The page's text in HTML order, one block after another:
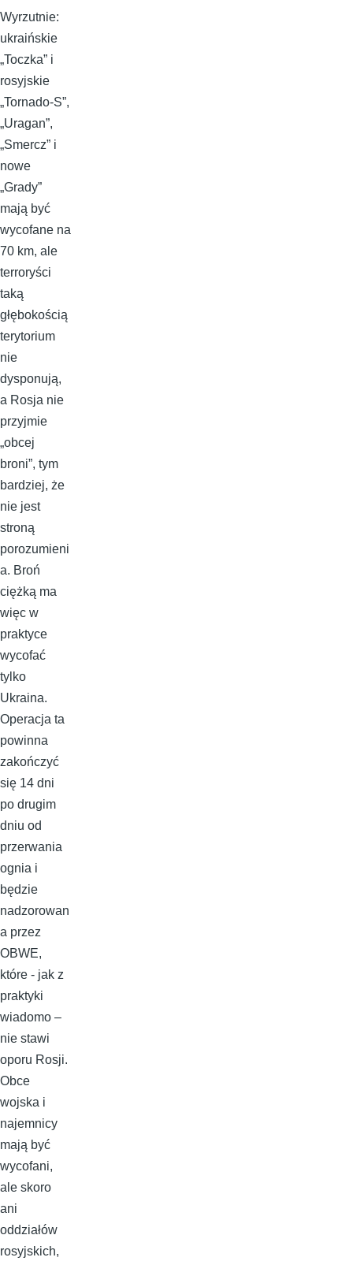
Wyrzutnie:
ukraińskie
„Toczka” i
rosyjskie
„Tornado-S”,
„Uragan”,
„Smercz” i
nowe
„Grady”
mają być
wycofane na
70 km, ale
terroryści
taką
głębokością
terytorium
nie
dysponują,
a Rosja nie
przyjmie
„obcej
broni”, tym
bardziej, że
nie jest
stroną
porozumieni
a. Broń
ciężką ma
więc w
praktyce
wycofać
tylko
Ukraina.
Operacja ta
powinna
zakończyć
się 14 dni
po drugim
dniu od
przerwania
ognia i
będzie
nadzorowan
a przez
OBWE,
które - jak z
praktyki
wiadomo –
nie stawi
oporu Rosji.
Obce
wojska i
najemnicy
mają być
wycofani,
ale skoro
ani
oddziałów
rosyjskich,